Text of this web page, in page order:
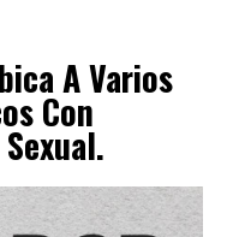
A Varios
Con